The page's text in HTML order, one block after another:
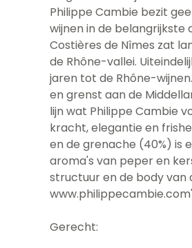
Philippe Cambie bezit
wijnen in de belangrijkste
Costières de Nîmes zat
de Rhône-vallei.
jaren tot de Rhône-
en grenst aan de
lijn wat Philippe Cambie
kracht, elegantie en
en de grenache (40%) is
aroma's van peper en
structuur en de body van
Gerecht: